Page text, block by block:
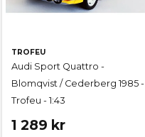
TROFEU
Audi Sport Quattro -
Blomqvist / Cederberg 1985 -
Trofeu - 1:43
1 289 kr